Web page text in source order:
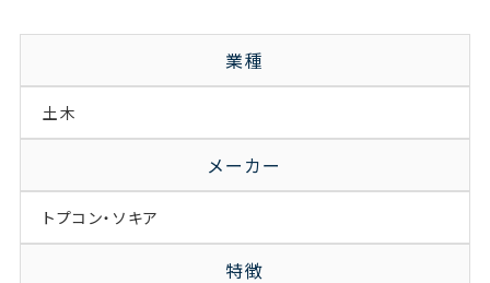
業種
土木
メーカー
トプコン・ソキア
特徴